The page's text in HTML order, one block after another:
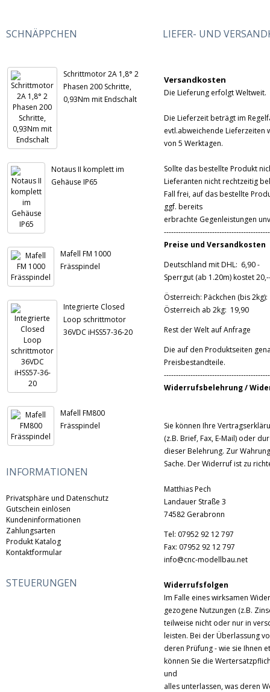
SCHNÄPPCHEN
Schrittmotor 2A 1,8° 2
Phasen 200 Schritte,
0,93Nm mit Endschalt
Notaus II komplett im
Gehäuse IP65
Mafell FM 1000
Frässpindel
Integrierte Closed
Loop schrittmotor
36VDC iHSS57-36-20
Mafell FM800
Frässpindel
INFORMATIONEN
Privatsphäre und Datenschutz
Gutschein einlösen
Kundeninformationen
Zahlungsarten
Produkt Katalog
Kontaktformular
STEUERUNGEN
LIEFER- UND
Versandkosten
Die Lieferung erfolgt Weltweit.
Die Lieferzeit beträgt im
evtl.abweichende Lieferzeiten
von 5 Werktagen.
Sollte das bestellte Produkt
Lieferanten nicht rechtzeitig
Fall frei, auf das bestellte
ggf. bereits
erbrachte Gegenleistungen
Preise und Versandkosten
Deutschland mit DHL: 6,90 -
Sperrgut (ab 1.20m) kostet
Österreich: Päckchen (bis
Österreich ab 2kg: 19,90
Rest der Welt auf Anfrage
Die auf den Produktseiten
Preisbestandteile.
Widerrufsbelehrung /
Sie können Ihre
(z.B. Brief, Fax, E-Mail) oder
dieser Belehrung. Zur
Sache. Der Widerruf ist zu
Matthias Pech
Landauer Straße 3
74582 Gerabronn
Tel: 07952 92 12 797
Fax: 07952 92 12 797
info@cnc-modellbau.net
Widerrufsfolgen
Im Falle eines wirksamen
gezogene Nutzungen (z.B.
teilweise nicht oder nur in
leisten. Bei der Überlassung
deren Prüfung - wie sie Ihnen
können Sie die
und
alles unterlassen, was deren